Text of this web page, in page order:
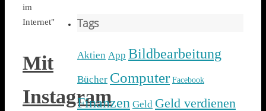
im
Internet"
Mit
Instagram
Tags
Aktien App Bildbearbeitung
Bücher Computer Facebook
Finanzen Geld Geld verdienen